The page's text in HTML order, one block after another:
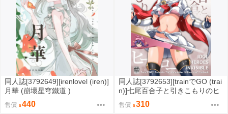
同人誌[3792649][irenlovel (iren)]
月華 (崩壞星穹鐵道 )
售價 440
同人誌[3792653][trainでGO (trai
n)]七尾百合子と引きこもりのヒ
ーロー【特典】 (偶像大師)
售價 310